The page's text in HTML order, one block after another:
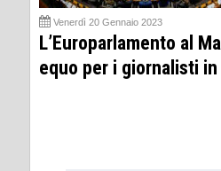
Venerdì 20 Gennaio 2023
L’Europarlamento al
equo per i giornalisti